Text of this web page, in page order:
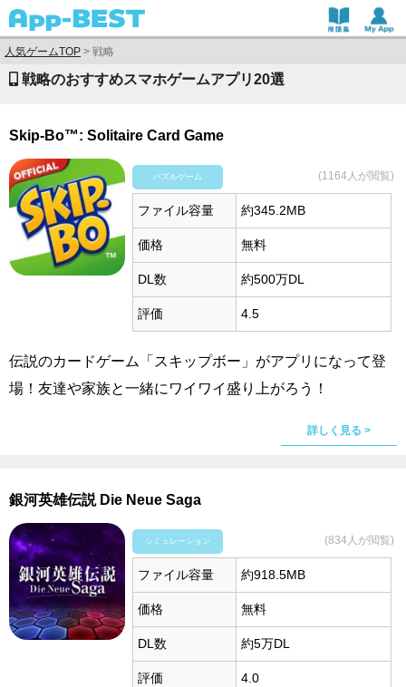
人気ゲームTOP > 戦略
戦略のおすすめスマホゲームアプリ20選
Skip-Bo™: Solitaire Card Game
パズルゲーム (1164人が閲覧)
ファイル容量 約345.2MB
価格 無料
DL数 約500万DL
評価 4.5
伝説のカードゲーム「スキップボー」がアプリになって登
場！友達や家族と一緒にワイワイ盛り上がろう！
詳しく見る >
銀河英雄伝説 Die Neue Saga
シミュレーション (834人が閲覧)
ファイル容量 約918.5MB
価格 無料
DL数 約5万DL
評価 4.0